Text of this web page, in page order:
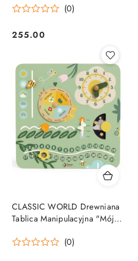
(0)
Cena:
255.00
CLASSIC WORLD Drewniana
Tablica Manipulacyjna "Mój
dla Dzieci
(0)